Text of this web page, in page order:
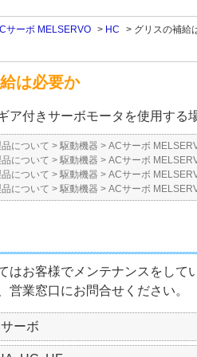
サーボ MELSERVO > HC > グリスの補給
は必要か
ア付きサーボモータを使用する
について > 駆動機器 > ACサーボ
について > 駆動機器 > ACサーボ
について > 駆動機器 > ACサーボ
について > 駆動機器 > ACサーボ
はお客様でメンテナンスをし
営業窓口にお問合せください。
ーボ